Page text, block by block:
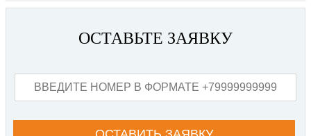
ОСТАВЬТЕ ЗАЯВКУ